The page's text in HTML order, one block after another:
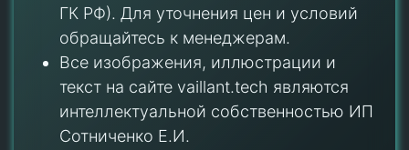
ГК РФ). Для уточнения цен и условий
обращайтесь к менеджерам.
Все изображения, иллюстрации и
текст на сайте vaillant.tech являются
интеллектуальной собственностью ИП
Сотниченко Е.И.